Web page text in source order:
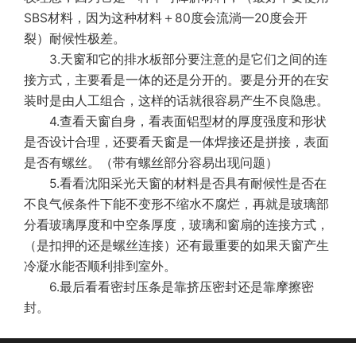
SBS材料，因为这种材料＋80度会流淌—20度会开
裂）耐候性极差。
3.天窗和它的排水板部分要注意的是它们之间的连
接方式，主要看是一体的还是分开的。要是分开的在安
装时是由人工组合，这样的话就很容易产生不良隐患。
4.查看天窗自身，看表面铝型材的厚度强度和形状
是否设计合理，还要看天窗是一体焊接还是拼接，表面
是否有螺丝。（带有螺丝部分容易出现问题）
5.看看沈阳采光天窗的材料是否具有耐候性是否在
不良气候条件下能不变形不缩水不腐烂，再就是玻璃部
分看玻璃厚度和中空条厚度，玻璃和窗扇的连接方式，
（是扣押的还是螺丝连接）还有最重要的如果天窗产生
冷凝水能否顺利排到室外。
6.最后看看密封压条是靠挤压密封还是靠摩擦密
封。